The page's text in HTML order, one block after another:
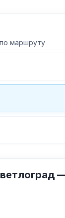
маршруту